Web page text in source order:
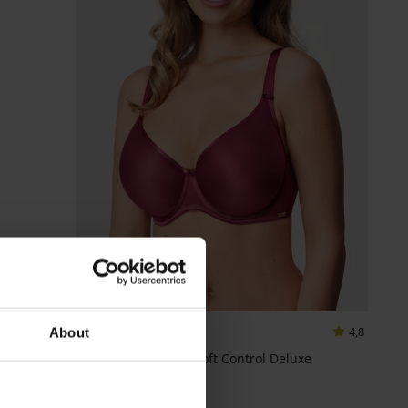
About 4,8
Grudnjak Maia 4D Soft Control Deluxe